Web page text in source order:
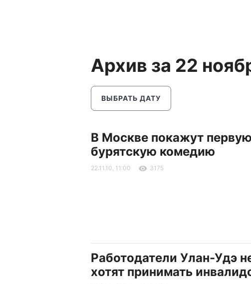
Архив за 22
ВЫБРАТЬ ДАТУ
В Москве покажут первую
бурятскую комедию
22.11.10, 11:00 3175
Работодатели Улан-Удэ
хотят принимать